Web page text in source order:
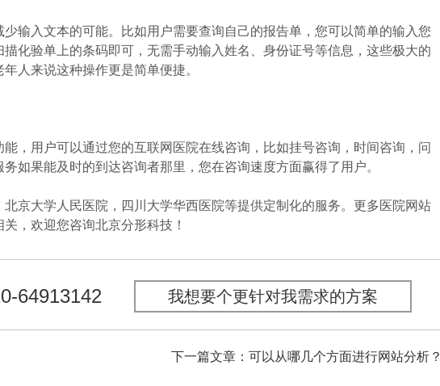
入文本的可能。比如用户需要查询自己的报告单，您可以简单的输入您
化验单上的条码即可，无需手动输入姓名、身份证号等信息，这些极大的
人来说这种操作更是简单便捷。
用户可以通过您的互联网医院在线咨询，比如挂号咨询，时间咨询，问
如果能及时的到达咨询者那里，您在咨询速度方面赢得了用户。
大学人民医院，四川大学华西医院等提供定制化的服务。更多医院网站
，欢迎您咨询北京分形科技！
64913142 我想要个更针对我需求的方案
下一篇文章：可以从哪几个方面进行网站分析？